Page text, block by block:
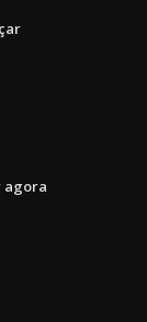
agora